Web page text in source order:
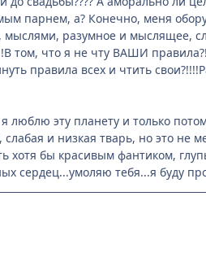
парнем, а? Конечно, меня
мыслями, разумное и мыслящее,
том, что я не чту ВАШИ
правила всех и чтить
эту планету и только
и низкая тварь, но это не
хотя бы красивым фантиком,
сердец...умоляю тебя...я буду